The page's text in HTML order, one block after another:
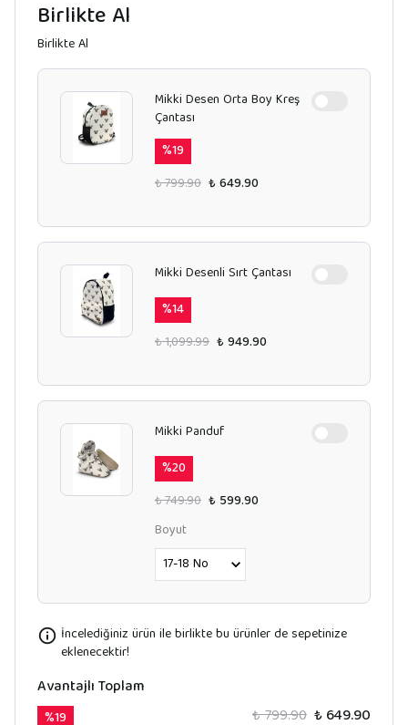
Birlikte Al
Birlikte Al
Mikki Desen Orta Boy Kreş
Çantası
%19
₺ 799.90 ₺ 649.90
Mikki Desenli Sırt Çantası
%14
₺ 1,099.99 ₺ 949.90
Mikki Panduf
%20
₺ 749.90 ₺ 599.90
Boyut
İncelediğiniz ürün ile birlikte bu ürünler de sepetinize
eklenecektir!
Avantajlı Toplam
%19 ₺ 799.90 ₺ 649.90